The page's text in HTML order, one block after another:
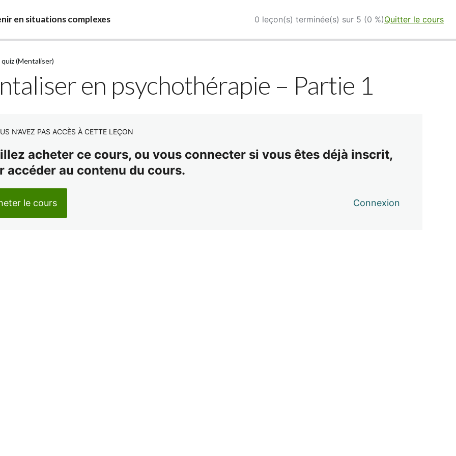
en situations complexes 0 leçon(s) terminée(s) sur 5 (0 %)Quitter le cours
(Mentaliser)
en psychothérapie – Partie 1
N’AVEZ PAS ACCÈS À CETTE LEÇON
acheter ce cours, ou vous connecter si vous êtes déjà inscrit,
accéder au contenu du cours.
le cours Connexion